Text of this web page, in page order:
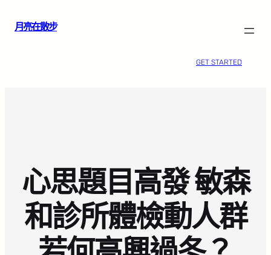
月亮在散步
GET STARTED
心思題目高發 敏森
和診所體檢動人群